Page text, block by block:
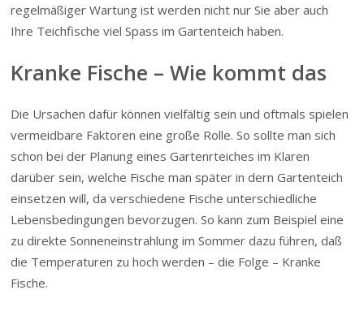
regelmäßiger Wartung ist werden nicht nur Sie aber auch
Ihre Teichfische viel Spass im Gartenteich haben.
Kranke Fische – Wie kommt das
Die Ursachen dafür können vielfältig sein und oftmals spielen
vermeidbare Faktoren eine große Rolle. So sollte man sich
schon bei der Planung eines Gartenrteiches im Klaren
darüber sein, welche Fische man später in dern Gartenteich
einsetzen will, da verschiedene Fische unterschiedliche
Lebensbedingungen bevorzugen. So kann zum Beispiel eine
zu direkte Sonneneinstrahlung im Sommer dazu führen, daß
die Temperaturen zu hoch werden – die Folge – Kranke
Fische.